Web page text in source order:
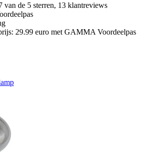
van de 5 sterren, 13 klantreviews
29.99 euro met GAMMA Voordeelpas